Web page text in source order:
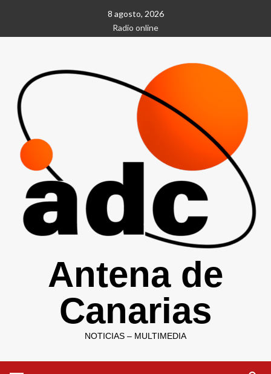
contenido
8 agosto, 2026
Radio online
Antena de
Canarias
NOTICIAS – MULTIMEDIA